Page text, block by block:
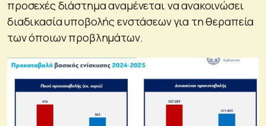
προσεχές διάστημα αναμένεται να ανακοινώσει
διαδικασία υποβολής ενστάσεων για τη θεραπεία
των όποιων προβλημάτων.